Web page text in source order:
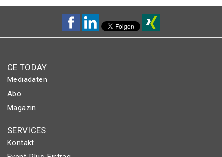
CE TODAY
Mediadaten
Abo
Magazin
SERVICES
Kontakt